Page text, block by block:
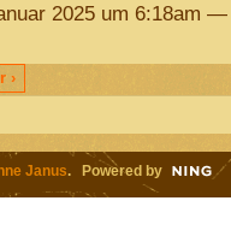
2025 um 6:18am —
›
Janus. Powered by